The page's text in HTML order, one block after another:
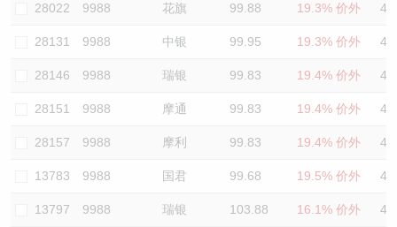
28022 9988 花旗 99.88 19.3% 价外
28131 9988 中银 99.95 19.3% 价外
28146 9988 瑞银 99.83 19.4% 价外
28151 9988 摩通 99.83 19.4% 价外
28157 9988 摩利 99.83 19.4% 价外
13783 9988 国君 99.68 19.5% 价外
13797 9988 瑞银 103.88 16.1% 价外
牛熊证文件及公告
牛熊证文件及公告 (瑞信)
ADR
收市竞价变化